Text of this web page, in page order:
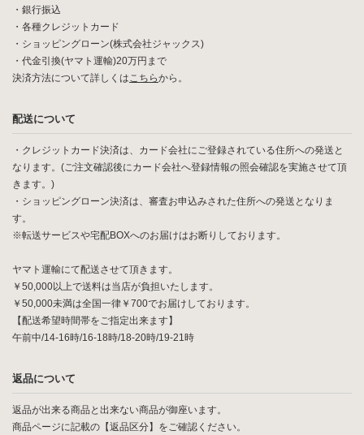
・銀行振込
・各種クレジットカード
・ショッピングローン(株式会社ジャックス)
・代金引換(ヤマト運輸)20万円まで
決済方法について詳しくはこちらから。
配送について
・クレジットカード決済は、カード会社にご登録されている住所への発送と
なります。(ご注文確認後にカード会社へ登録情報の照会確認を実施させて頂
きます。)
・ショッピングローン決済は、審査お申込みされた住所への発送となりま
す。
※転送サービスや宅配BOXへのお届けはお断りしております。
ヤマト運輸にて配送させて頂きます。
￥50,000以上で送料は当店が負担いたします。
￥50,000未満は全国一律￥700でお届けしております。
【配送希望時間帯をご指定出来ます】
午前中/14-16時/16-18時/18-20時/19-21時
返品について
返品が出来る商品と出来ない商品が御座います。
商品ページに記載の【返品区分】をご確認ください。